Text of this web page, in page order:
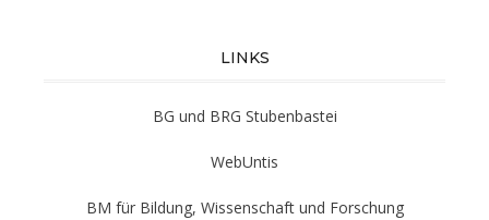
LINKS
BG und BRG Stubenbastei
WebUntis
BM für Bildung, Wissenschaft und Forschung